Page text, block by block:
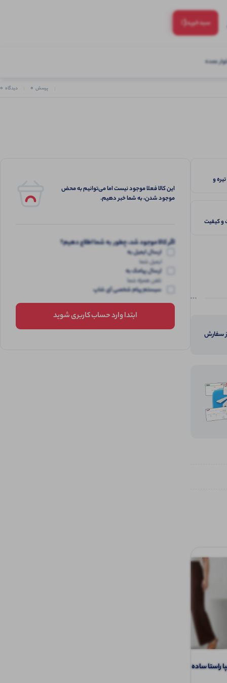
سبد‌خرید(:
عمده
پرسش 0 دیدگاه 0
و
کیفیت
سفارش
ساده (پک 6 عددی)
این کالا فعلا موجود نیست اما می‌توانیم به محض
موجود شدن، به شما خبر دهیم.
اگر کالا موجود شد، چطور به شما اطلاع دهیم؟
ارسال ایمیل به
ایمیل شما
ارسال پیامک به
تلفن همراه شما
سیستم پیام شخصی آی شاپ
ابتدا وارد حساب کاربری شوید